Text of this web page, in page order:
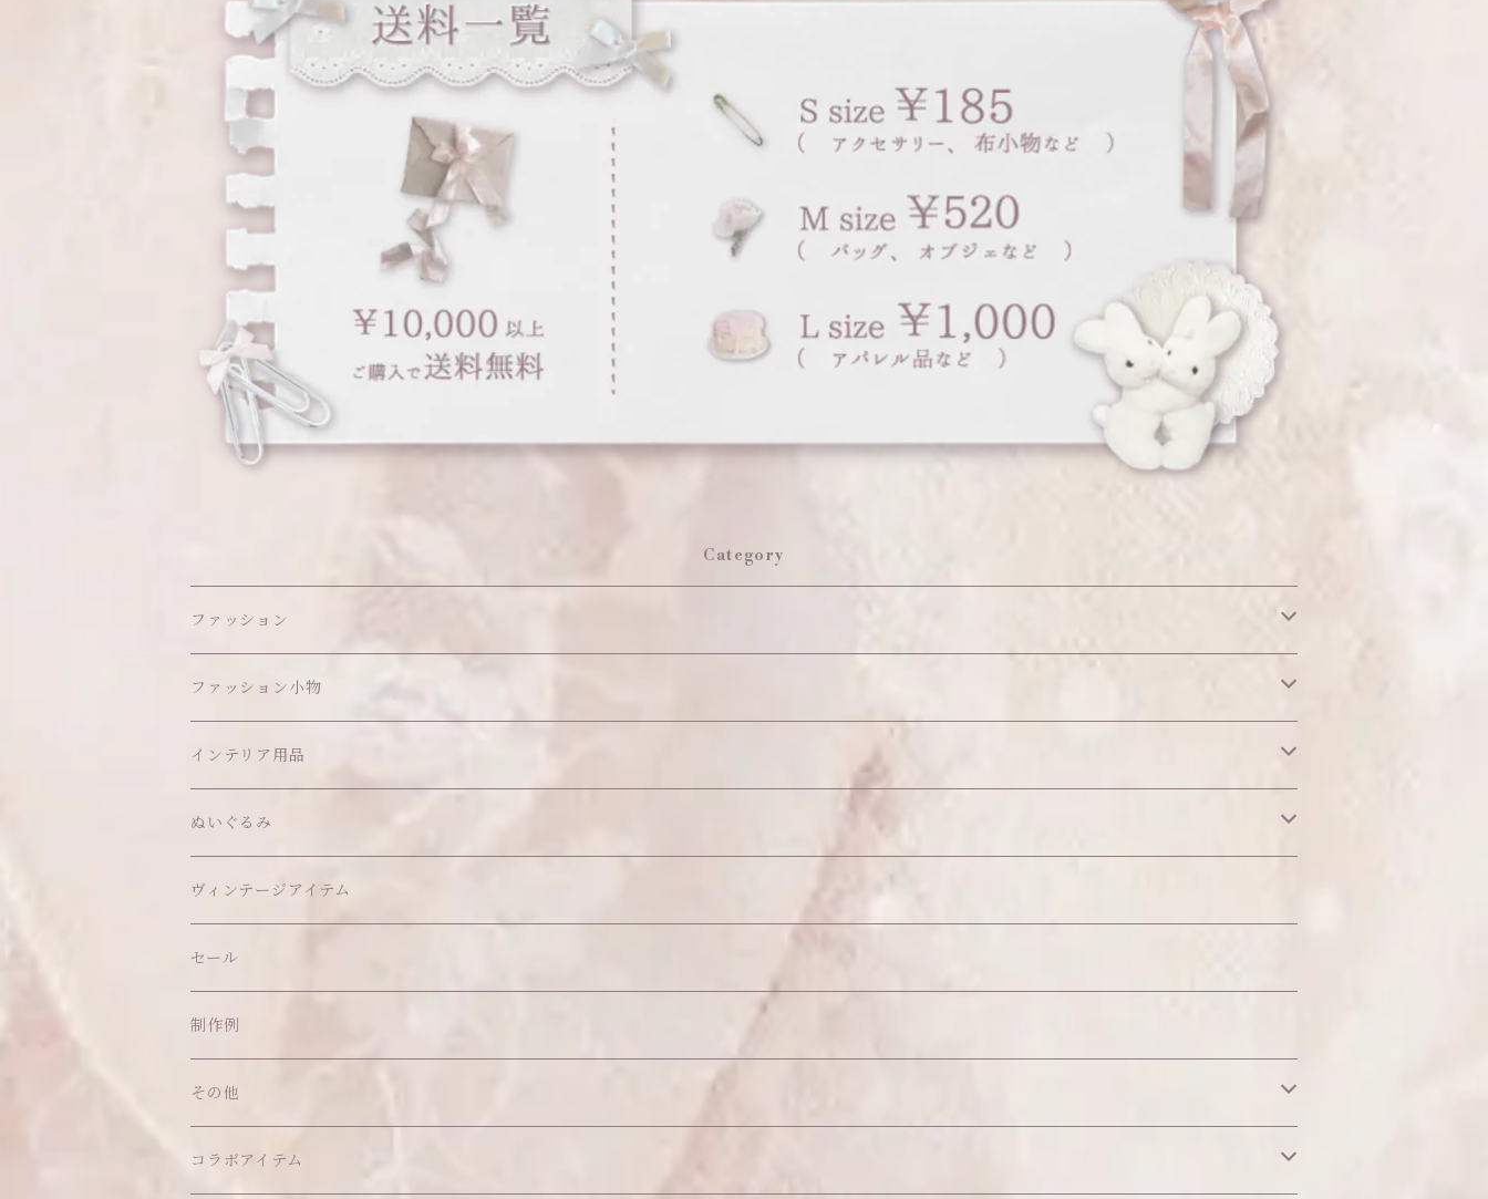
Category
ファッション
ワンピース
アウター
トップス
ボトムス
ファッション小物
ヘッドアイテム
ヘアクリップ
ヘッドドレス
アクセサリー
イヤリング
ピアス
ソックス
バッグ
ショルダーバッグ
お散歩バッグ
ポーチ
コインケース
カードケース
キーホルダー
その他
インテリア用品
オブジェ
ウォールデコ
その他
ティッシュケース
クッション・座布団
ハンガー
マット
ぬいぐるみ
ぬいちゃん本体
アクセサリー
ヘッドドレス Sサイズ
ヘッドドレス Mサイズ
アウトフィット
その他
ヴィンテージアイテム
セール
制作例
その他
あこがれシリーズ
コラボアイテム